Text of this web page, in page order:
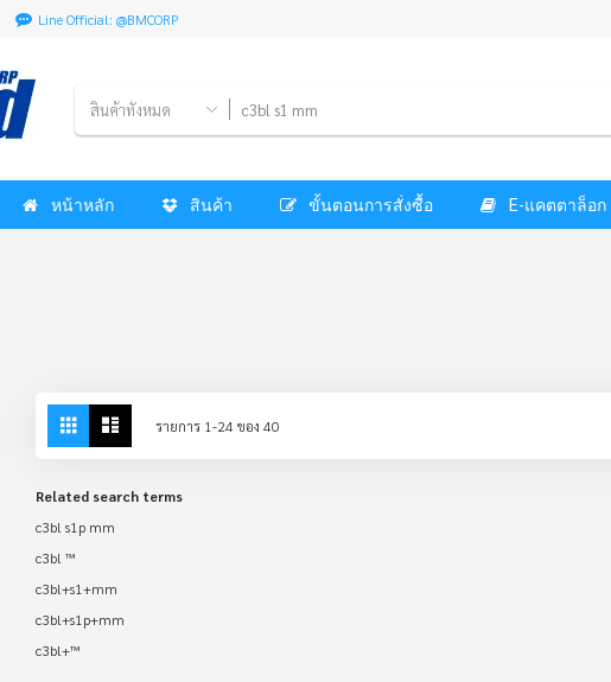
Line Official: @BMCORP
สินค้าทั้งหมด
หน้าหลัก สินค้า ขั้นตอนการสั่งซื้อ E-แคตตาล็อก
View
as
Grid รายการ 1-24 ของ 40
Related search terms
c3bl s1p mm
c3bl ™
c3bl+s1+mm
c3bl+s1p+mm
c3bl+™